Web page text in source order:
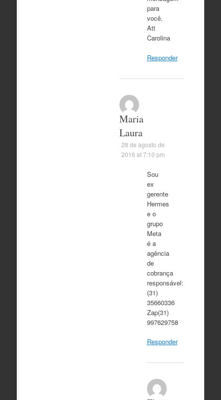
para
você.
Att
Carolina
Responder
Maria
Laura
28 de agosto de
2016 at 7:10 pm
Sou
ex
gerente
Hermes
e o
grupo
Meta
é a
agência
de
cobrança
responsável:
(31)
35660336
Zap(31)
997629758
Responder